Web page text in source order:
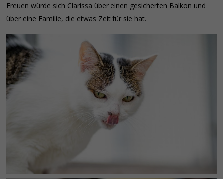
Freuen würde sich Clarissa über einen gesicherten Balkon und
über eine Familie, die etwas Zeit für sie hat.